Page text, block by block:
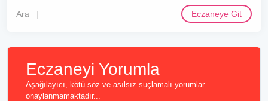
Ara Eczaneye Git
Eczaneyi Yorumla
Aşağılayıcı, kötü söz ve asılsız suçlamalı yorumlar
onaylanmamaktadır...